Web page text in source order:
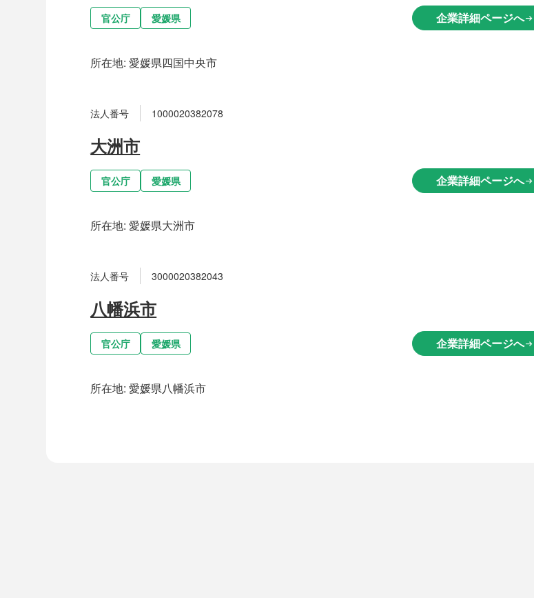
官公庁 愛媛県 企業詳細ページへarrow_right_alt
所在地:愛媛県四国中央市
法人番号 1000020382078
大洲市
官公庁 愛媛県 企業詳細ページへarrow_right_alt
所在地:愛媛県大洲市
法人番号 3000020382043
八幡浜市
官公庁 愛媛県 企業詳細ページへarrow_right_alt
所在地:愛媛県八幡浜市